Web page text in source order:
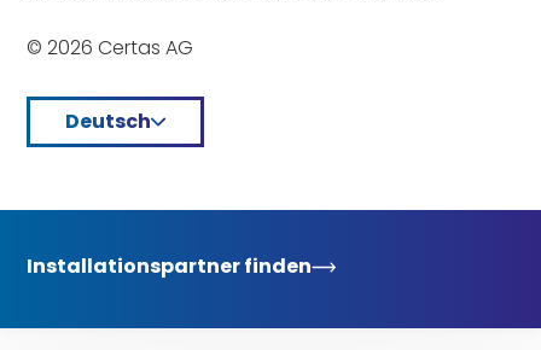
© 2026 Certas AG
Deutsch
Installationspartner finden